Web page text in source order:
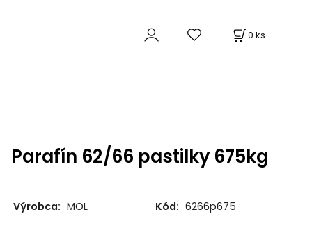
0 ks
Parafín 62/66 pastilky 675kg
Výrobca: MOL Kód: 6266p675